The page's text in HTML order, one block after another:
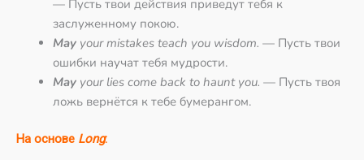
— Пусть твои действия приведут тебя к
заслуженному покою.
May your mistakes teach you wisdom. — Пусть твои
ошибки научат тебя мудрости.
May your lies come back to haunt you. — Пусть твоя
ложь вернётся к тебе бумерангом.
На основе Long: